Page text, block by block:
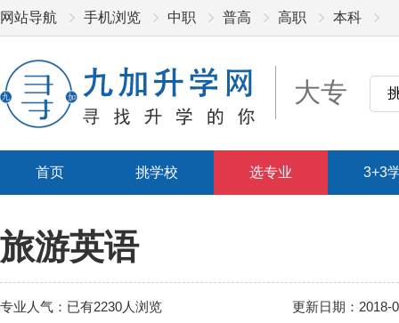
网站导航 手机浏览 中职 普高 高职 本科
大专
首页 挑学校 选专业 3+3
旅游英语
专业人气：已有2230人浏览
更新日期：2018-